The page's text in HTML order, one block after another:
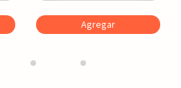
Agregar